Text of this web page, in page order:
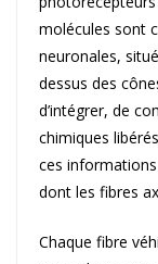
molécules sont
neuronales,
dessus des
d’intégrer, de
chimiques
ces
dont les fibres
Chaque fibre